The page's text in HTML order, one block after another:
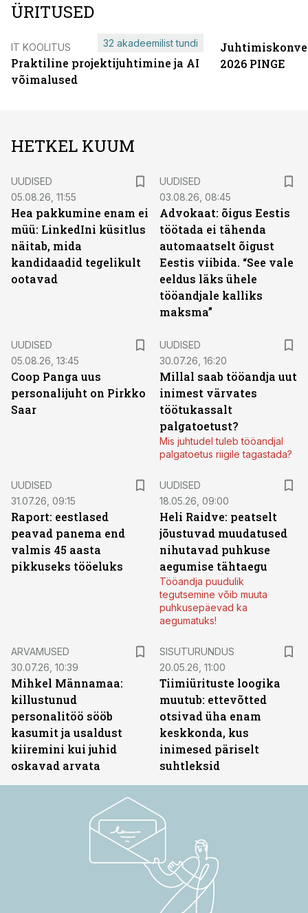
ÜRITUSED
IT KOOLITUS
Praktiline projektijuhtimine ja AI
võimalused
32 akadeemilist tundi
2026 PINGE
HETKEL KUUM
UUDISED
05.08.26, 11:55
Hea pakkumine enam ei
müü: LinkedIni küsitlus
näitab, mida
kandidaadid tegelikult
ootavad
UUDISED
03.08.26, 08:45
Advokaat: õigus Eestis
töötada ei tähenda
automaatselt õigust
Eestis viibida. “See vale
eeldus läks ühele
tööandjale kalliks
maksma”
UUDISED
05.08.26, 13:45
Coop Panga uus
personalijuht on Pirkko
Saar
UUDISED
30.07.26, 16:20
Millal saab tööandja uut
inimest värvates
töötukassalt
palgatoetust?
Mis juhtudel tuleb tööandjal
palgatoetus riigile tagastada?
UUDISED
31.07.26, 09:15
Raport: eestlased
peavad panema end
valmis 45 aasta
pikkuseks tööeluks
UUDISED
18.05.26, 09:00
Heli Raidve: peatselt
jõustuvad muudatused
nihutavad puhkuse
aegumise tähtaegu
Tööandja puudulik
tegutsemine võib muuta
puhkusepäevad ka
aegumatuks!
ARVAMUSED
30.07.26, 10:39
Mihkel Männamaa:
killustunud
personalitöö sööb
kasumit ja usaldust
kiiremini kui juhid
oskavad arvata
SISUTURUNDUS
20.05.26, 11:00
Tiimiürituste loogika
muutub: ettevõtted
otsivad üha enam
keskkonda, kus
inimesed päriselt
suhtleksid